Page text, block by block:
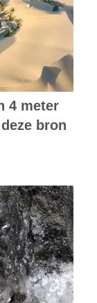
4 meter
bron